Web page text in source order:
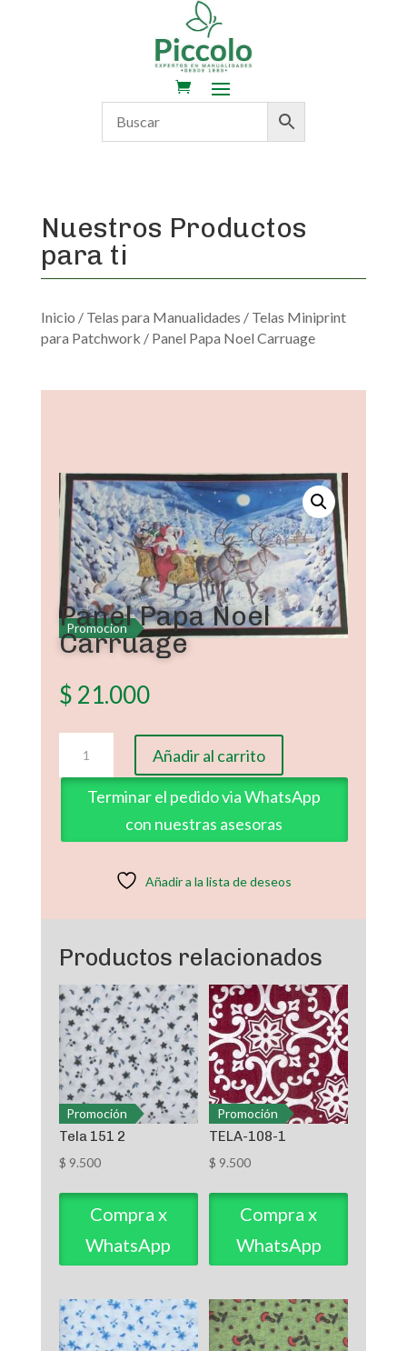
Nuestros Productos
para ti
Inicio / Telas para Manualidades / Telas Miniprint
para Patchwork / Panel Papa Noel Carruage
Promoción
Panel Papa Noel
Carruage
$ 21.000
Papa
Noel
Carruage
Añadir al carrito
Terminar el pedido via WhatsApp
con nuestras asesoras
Añadir a la lista de deseos
Productos relacionados
Promoción
Tela 151 2
$ 9.500
Compra x
WhatsApp
Promoción
TELA-108-1
$ 9.500
Compra x
WhatsApp